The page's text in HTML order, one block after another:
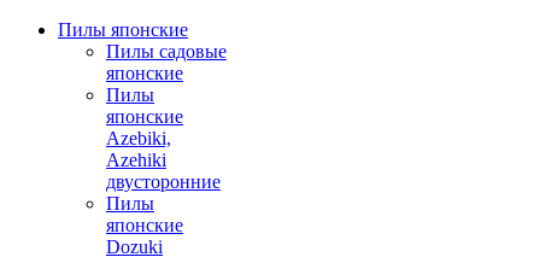
Пилы японские
Пилы садовые
японские
Пилы
японские
Azebiki,
Azehiki
двусторонние
Пилы
японские
Dozuki